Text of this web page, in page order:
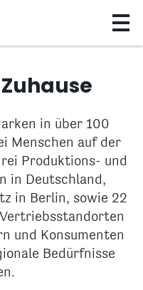
in über 100
Menschen auf der
Produktions- und
in Deutschland,
in Berlin, sowie 22
und Konsumenten
Bedürfnisse